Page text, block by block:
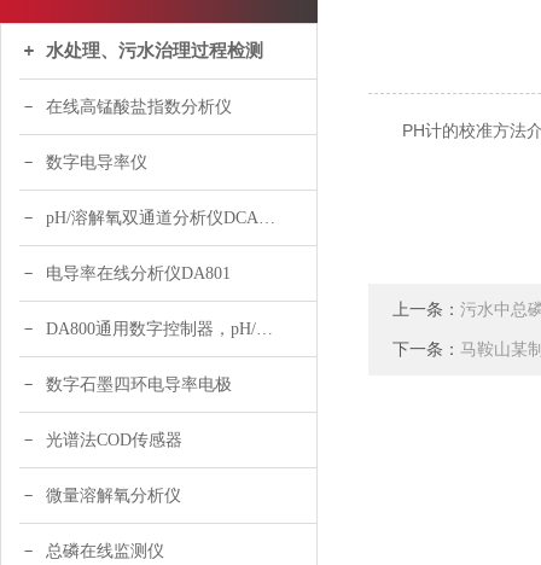
水处理、污水治理过程检测
在线高锰酸盐指数分析仪
数字电导率仪
pH/溶解氧双通道分析仪DCA120
电导率在线分析仪DA801
DA800通用数字控制器，pH/DO/ORP多参数
数字石墨四环电导率电极
光谱法COD传感器
微量溶解氧分析仪
总磷在线监测仪
PH计的校准方法
上一条： 污水中总
下一条： 马鞍山某